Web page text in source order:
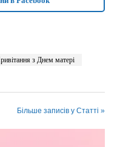
з Днем матері
Більше записів у Статті »